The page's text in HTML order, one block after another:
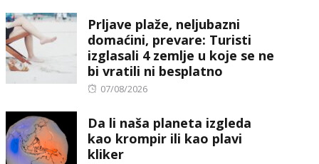
Prljave plaže, neljubazni
domaćini, prevare: Turisti
izglasali 4 zemlje u koje se ne
bi vratili ni besplatno
Posted
07/08/2026
Da li naša planeta izgleda
kao krompir ili kao plavi
kliker